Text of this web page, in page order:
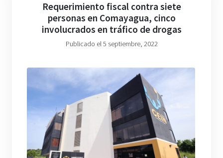
Requerimiento fiscal contra siete
personas en Comayagua, cinco
involucrados en tráfico de drogas
Publicado el 5 septiembre, 2022